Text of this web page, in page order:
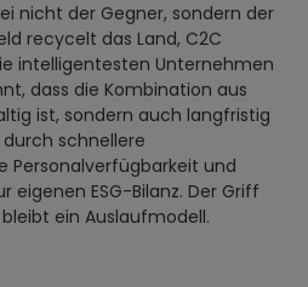
nicht der Gegner, sondern der
recycelt das Land, C2C
intelligentesten Unternehmen
dass die Kombination aus
ist, sondern auch langfristig
schnellere
Personalverfügbarkeit und
eigenen ESG-Bilanz. Der Griff
ein Auslaufmodell.